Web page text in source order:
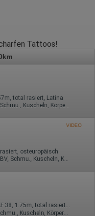
Tattoos!
total rasiert, Latina
69, GF6, Franz b. Ihr, BV, Schmu., Kuscheln, Körperküs., DSa
VIDEO
osteuropäisch
ZK, 69, GF6, Franz b. Ihr, BV, Schmu., Kuscheln, Körperküs.
TS, 28 Jahre, 85E(DD), KF 38, 1.75m, total rasiert, mitteleuropäisch